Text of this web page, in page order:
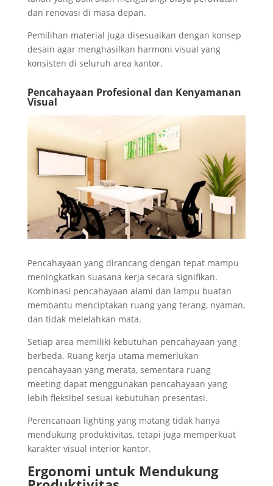
dan renovasi di masa depan.
Pemilihan material juga disesuaikan dengan konsep
desain agar menghasilkan harmoni visual yang
konsisten di seluruh area kantor.
Pencahayaan Profesional dan Kenyamanan
Visual
Pencahayaan yang dirancang dengan tepat mampu
meningkatkan suasana kerja secara signifikan.
Kombinasi pencahayaan alami dan lampu buatan
membantu menciptakan ruang yang terang, nyaman,
dan tidak melelahkan mata.
Setiap area memiliki kebutuhan pencahayaan yang
berbeda. Ruang kerja utama memerlukan
pencahayaan yang merata, sementara ruang
meeting dapat menggunakan pencahayaan yang
lebih fleksibel sesuai kebutuhan presentasi.
Perencanaan lighting yang matang tidak hanya
mendukung produktivitas, tetapi juga memperkuat
karakter visual interior kantor.
Ergonomi untuk Mendukung